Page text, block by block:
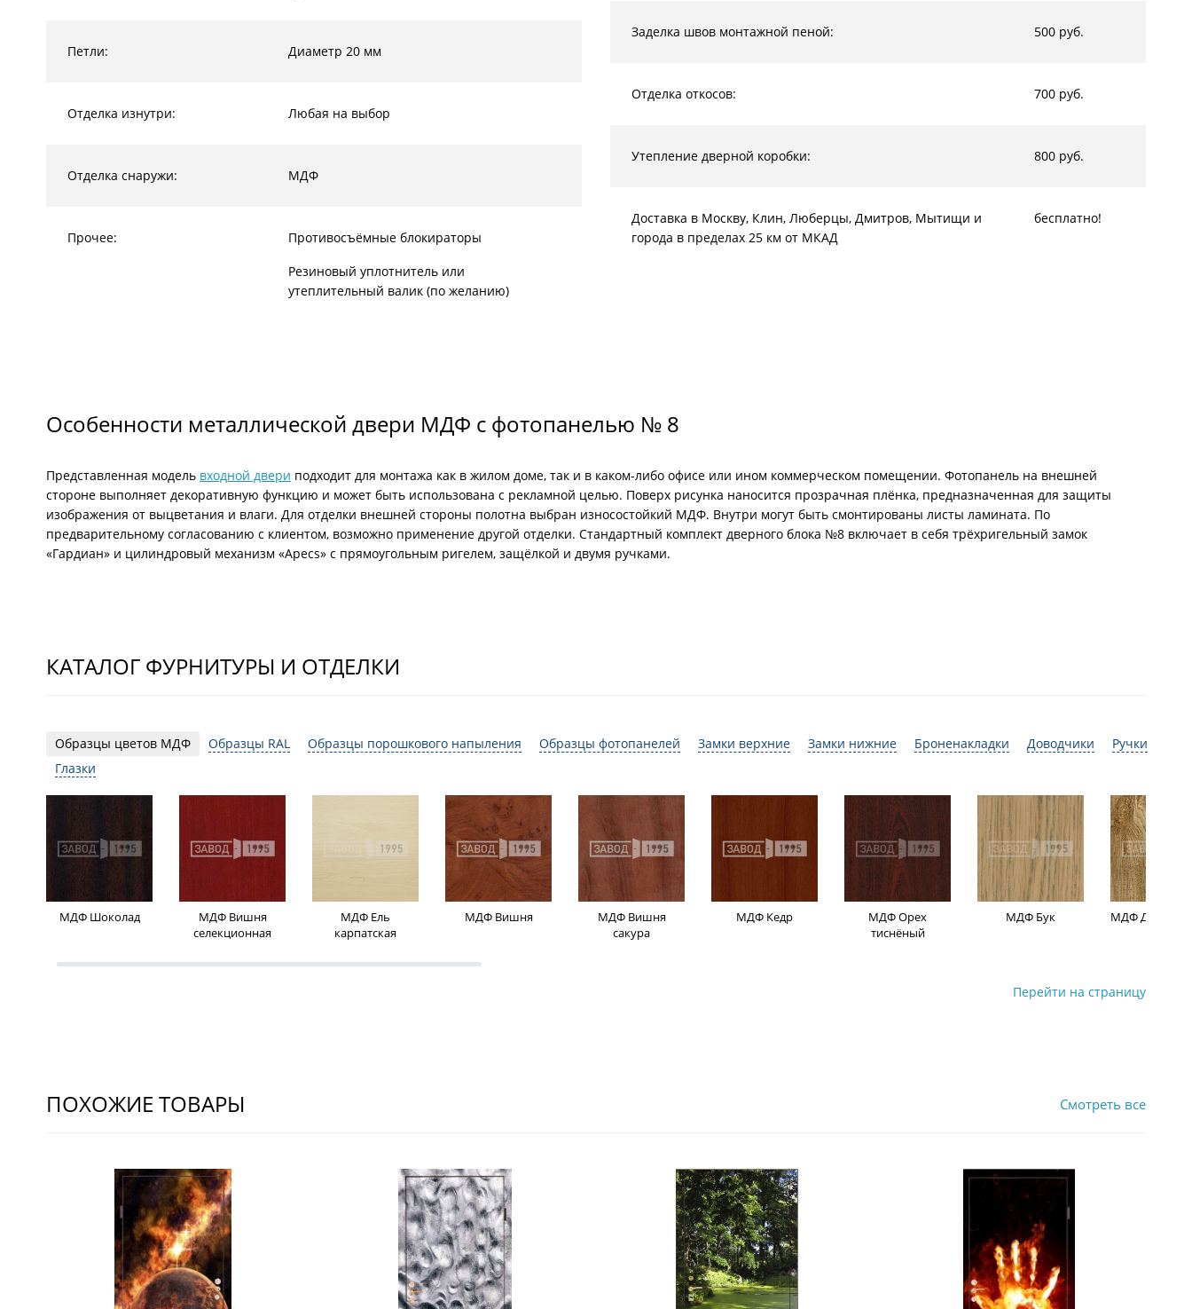
Петли: Диаметр 20 мм
Отделка изнутри: Любая на выбор
Отделка снаружи: МДФ
Прочее:
Противосъёмные блокираторы
Резиновый уплотнитель или
утеплительный валик (по желанию)
Заделка швов монтажной пеной: 500 руб.
Отделка откосов: 700 руб.
Утепление дверной коробки: 800 руб.
Доставка в Москву, Клин, Люберцы, Дмитров, Мытищи и
города в пределах 25 км от МКАД
бесплатно!
Особенности металлической двери МДФ с фотопанелью № 8
Представленная модель входной двери подходит для монтажа как в жилом доме, так и в каком-либо офисе или ином коммерческом помещении. Фотопанель на внешней
стороне выполняет декоративную функцию и может быть использована с рекламной целью. Поверх рисунка наносится прозрачная плёнка, предназначенная для защиты
изображения от выцветания и влаги. Для отделки внешней стороны полотна выбран износостойкий МДФ. Внутри могут быть смонтированы листы ламината. По
предварительному согласованию с клиентом, возможно применение другой отделки. Стандартный комплект дверного блока №8 включает в себя трёхригельный замок
«Гардиан» и цилиндровый механизм «Apecs» с прямоугольным ригелем, защёлкой и двумя ручками.
КАТАЛОГ ФУРНИТУРЫ И ОТДЕЛКИ
Образцы цветов МДФ Образцы RAL Образцы порошкового напыления Образцы фотопанелей Замки верхние Замки нижние Броненакладки Доводчики
Ручки
Глазки
МДФ Шоколад
МДФ Вишня
селекционная
МДФ Ель
карпатская
МДФ Вишня
МДФ Вишня
сакура
МДФ Кедр
МДФ Орех
тиснёный
МДФ Бук МДФ Дуб
Перейти на страницу
ПОХОЖИЕ ТОВАРЫ Смотреть все